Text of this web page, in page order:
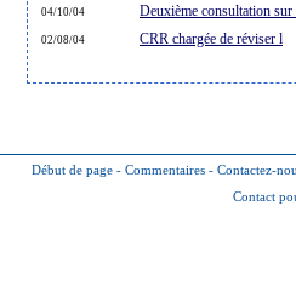
04/10/04 Deuxième consultation
02/08/04 CRR chargée de réviser l
Début de page - Commentaires - Contactez-
Contact